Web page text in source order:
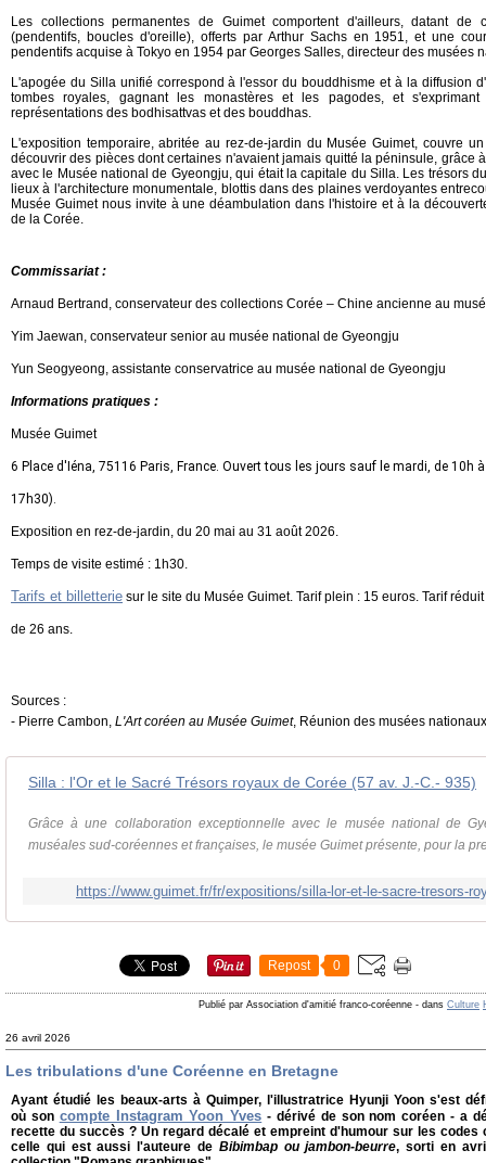
Les collections permanentes de Guimet comportent d'ailleurs, datant
(pendentifs, boucles d'oreille), offerts par Arthur Sachs en 1951, et une
pendentifs acquise à Tokyo en 1954 par Georges Salles, directeur des musées
L'apogée du Silla unifié correspond à l'essor du bouddhisme et à la diffusion
tombes royales, gagnant les monastères et les pagodes, et
représentations des bodhisattvas et des bouddhas.
L'exposition temporaire, abritée au rez-de-jardin du Musée Guimet, couvre
découvrir des pièces dont certaines n'avaient jamais quitté la péninsule, grâce
avec le Musée national de Gyeongju, qui était la capitale du Silla. Les trésors
lieux à l'architecture monumentale, blottis dans des plaines verdoyantes
Musée Guimet nous invite à une déambulation dans l'histoire et à la
de la Corée.
Commissariat :
Arnaud Bertrand, conservateur des collections Corée – Chine ancienne au
Yim Jaewan, conservateur senior au musée national de Gyeongju
Yun Seogyeong, assistante conservatrice au musée national de Gyeongju
Informations pratiques :
Musée Guimet
6 Place d'Iéna, 75116 Paris, France. Ouvert tous les jours sauf le mardi, de 10h
17h30).
Exposition en rez-de-jardin, du 20 mai au 31 août 2026.
Temps de visite estimé : 1h30.
Tarifs et billetterie sur le site du Musée Guimet. Tarif plein : 15 euros. Tarif
de 26 ans.
Sources :
- Pierre Cambon, L'Art coréen au Musée Guimet, Réunion des musées
Silla : l'Or et le Sacré Trésors royaux de Corée (57 av. J.-C.- 935)
Grâce à une collaboration exceptionnelle avec le musée national de
muséales sud-coréennes et françaises, le musée Guimet présente, pour la
https://www.guimet.fr/fr/expositions/silla-lor-et-le-sacre-tresors-
Repost 0
Publié par Association d'amitié franco-coréenne - dans Culture
26 avril 2026
Les tribulations d'une Coréenne en Bretagne
Ayant étudié les beaux-arts à Quimper, l'illustratrice Hyunji Yoon s'est
où son compte Instagram Yoon Yves - dérivé de son nom coréen - a
recette du succès ? Un regard décalé et empreint d'humour sur les
celle qui est aussi l'auteure de Bibimbap ou jambon-beurre, sorti en